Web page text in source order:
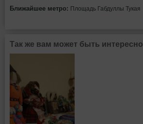
Ближайшее метро: Площадь Габдуллы Тукая
Так же вам может быть интересно